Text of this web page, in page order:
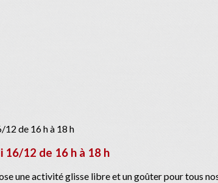
16/12 de 16 h à 18 h
une activité glisse libre et un goûter pour tous